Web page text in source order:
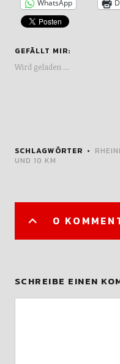
WhatsApp
GEFÄLLT MIR:
Wird geladen …
SCHLAGWÖRTER
UND 10 KM
0
SCHREIBE EINEN